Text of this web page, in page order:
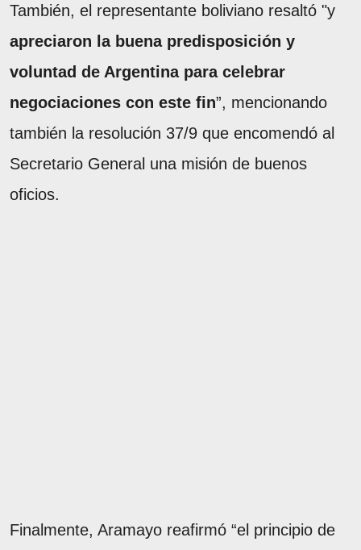
También, el representante boliviano resaltó "y
apreciaron la buena predisposición y
voluntad de Argentina para celebrar
negociaciones con este fin”, mencionando
también la resolución 37/9 que encomendó al
Secretario General una misión de buenos
oficios.
Finalmente, Aramayo reafirmó “el principio de